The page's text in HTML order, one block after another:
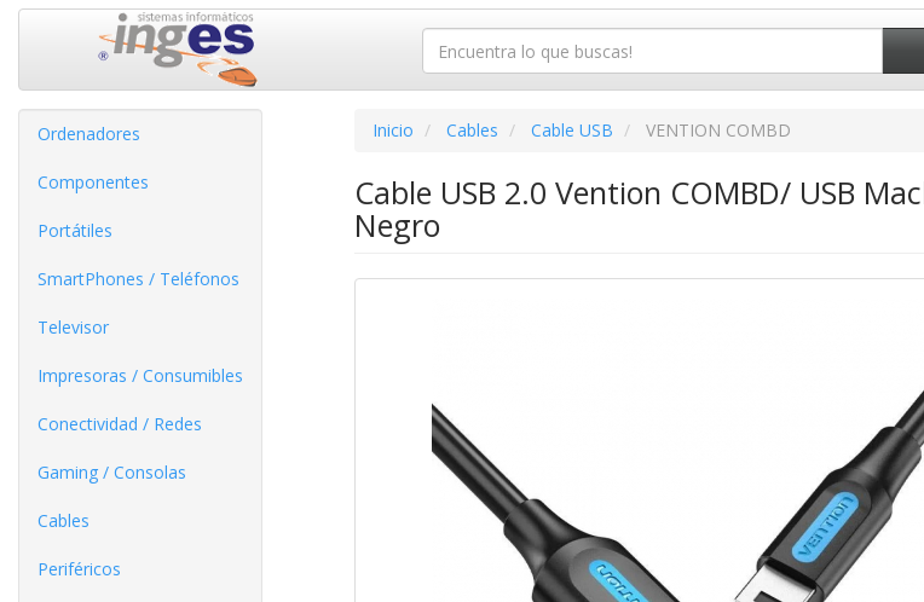
Ordenadores
Componentes
Portátiles
SmartPhones / Teléfonos
Televisor
Impresoras / Consumibles
Conectividad / Redes
Gaming / Consolas
Cables
Periféricos
Inicio Cables Cable USB VENTION COMBD
Cable USB 2.0 Vention COMBD/ USB
Negro